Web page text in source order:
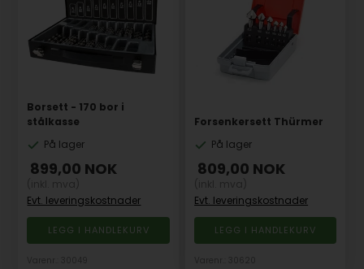
Borsett - 170 bor i
stålkasse
På lager
899,00 NOK
Evt. leveringskostnader
Forsenkersett Thürmer
På lager
809,00 NOK
Evt. leveringskostnader